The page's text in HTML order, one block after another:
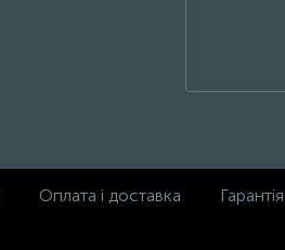
Оплата і доставка Гарантія